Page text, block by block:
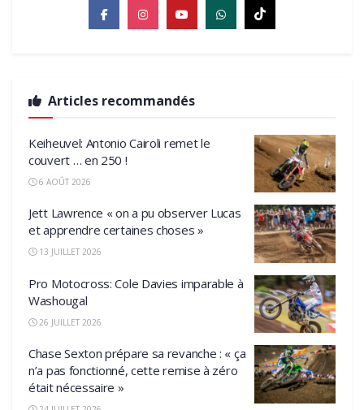
Articles recommandés
Keiheuvel: Antonio Cairoli remet le
couvert … en 250 !
6 AOÛT 2026
Jett Lawrence « on a pu observer Lucas
et apprendre certaines choses »
13 JUILLET 2026
Pro Motocross: Cole Davies imparable à
Washougal
26 JUILLET 2026
Chase Sexton prépare sa revanche : « ça
n’a pas fonctionné, cette remise à zéro
était nécessaire »